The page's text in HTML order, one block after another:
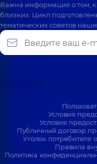
Важна информация о том,
близких. Цикл
тематических советов
Условия
Условия
Публичный договор
Уголок потребителя
Правила
Политика